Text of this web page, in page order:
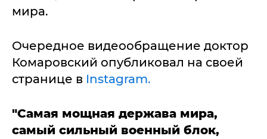
мира.
Очередное видеообращение доктор
Комаровский опубликовал на своей
странице в Instagram.
"Самая мощная держава мира,
самый сильный военный блок,